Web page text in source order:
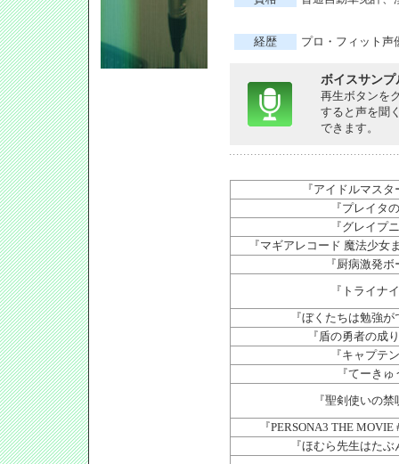
経歴 プロ・フィット
ボイスサンプ
再生ボタンを
すると声を聞
できます。
『アイドルマス
『プレイタ
『グレイプ
『マギアレコード 魔法少
『厨病激発ボ
『トライナ
『ぼくたちは勉強
『盾の勇者の成
『キャプテ
『てーきゅ
『聖剣使いの
『PERSONA3 THE
『ほむら先生はた